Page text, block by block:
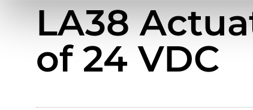
LA38
of 24 VDC